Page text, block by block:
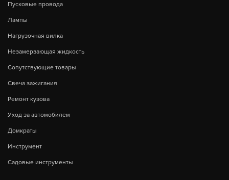
Пусковые провода
Лампы
Нагрузочная вилка
Незамерзающая жидкость
Сопутствующие товары
Свеча зажигания
Ремонт кузова
Уход за автомобилем
Домкраты
Инструмент
Садовые инструменты